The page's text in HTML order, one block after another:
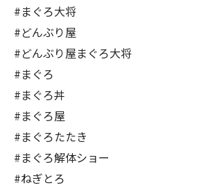
#まぐろ大将
#どんぶり屋
#どんぶり屋まぐろ大将
#まぐろ
#まぐろ丼
#まぐろ屋
#まぐろたたき
#まぐろ解体ショー
#ねぎとろ